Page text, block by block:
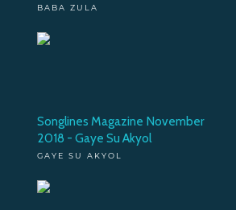
BABA ZULA
Songlines Magazine November
2018 - Gaye Su Akyol
GAYE SU AKYOL